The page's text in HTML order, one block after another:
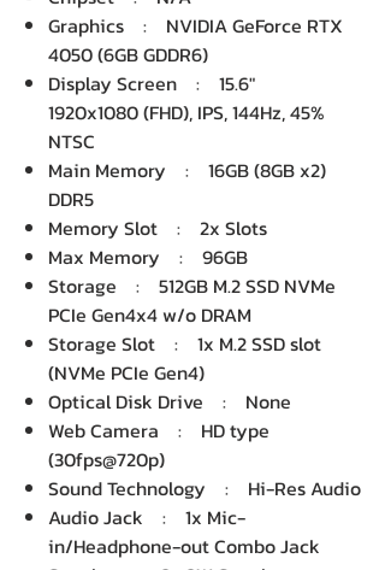
Graphics : NVIDIA GeForce RTX
4050 (6GB GDDR6)
Display Screen : 15.6"
1920x1080 (FHD), IPS, 144Hz, 45%
NTSC
Main Memory : 16GB (8GB x2)
DDR5
Memory Slot : 2x Slots
Max Memory : 96GB
Storage : 512GB M.2 SSD NVMe
PCIe Gen4x4 w/o DRAM
Storage Slot : 1x M.2 SSD slot
(NVMe PCIe Gen4)
Optical Disk Drive : None
Web Camera : HD type
(30fps@720p)
Sound Technology : Hi-Res Audio
Audio Jack : 1x Mic-
in/Headphone-out Combo Jack